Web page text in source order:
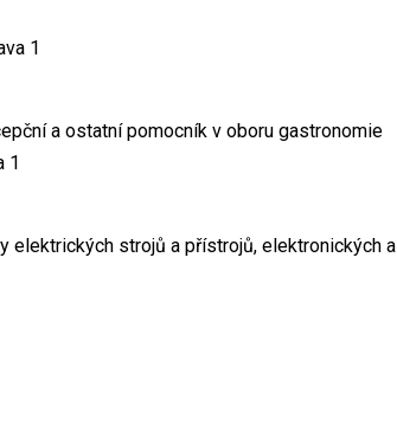
1
a ostatní pomocník v oboru gastronomie
1
elektrických strojů a přístrojů, elektronických a